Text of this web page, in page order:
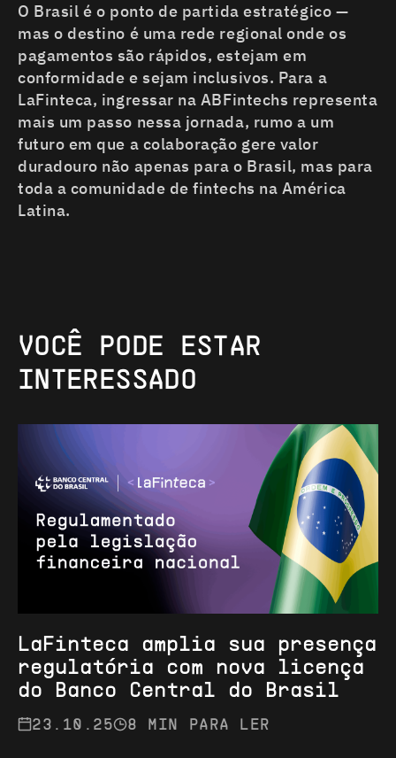
O Brasil é o ponto de partida estratégico —
mas o destino é uma rede regional onde os
pagamentos são rápidos, estejam em
conformidade e sejam inclusivos. Para a
LaFinteca, ingressar na ABFintechs representa
mais um passo nessa jornada, rumo a um
futuro em que a colaboração gere valor
duradouro não apenas para o Brasil, mas para
toda a comunidade de fintechs na América
Latina.
VOCÊ PODE ESTAR
INTERESSADO
LaFinteca amplia sua presença
regulatória com nova licença
do Banco Central do Brasil
23.10.25 8 MIN PARA LER